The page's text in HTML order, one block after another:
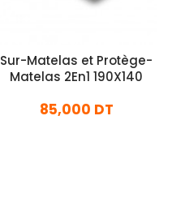
Sur-Matelas et Protège-
Matelas 2En1 190X140
85,000 DT